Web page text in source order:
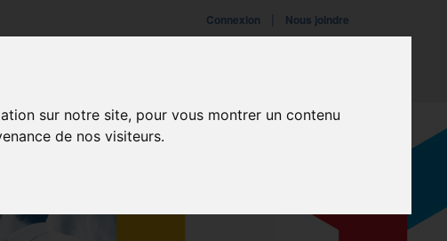
sur notre site, pour vous montrer un contenu
de nos visiteurs.
Connexion Nous joindre